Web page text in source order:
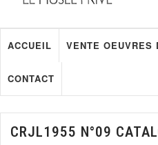
ACCUEIL VENTE OEUVRES
CONTACT
CRJL1955 N°09